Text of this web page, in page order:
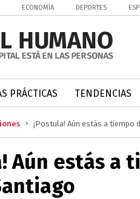
ECONOMÍA DEPORTES
PRÁCTICAS TENDENCIAS
¡Postula! Aún estás a
Aún estás a